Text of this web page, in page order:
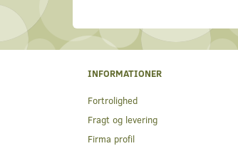
INFORMATIONER
Fortrolighed
Fragt og levering
Firma profil